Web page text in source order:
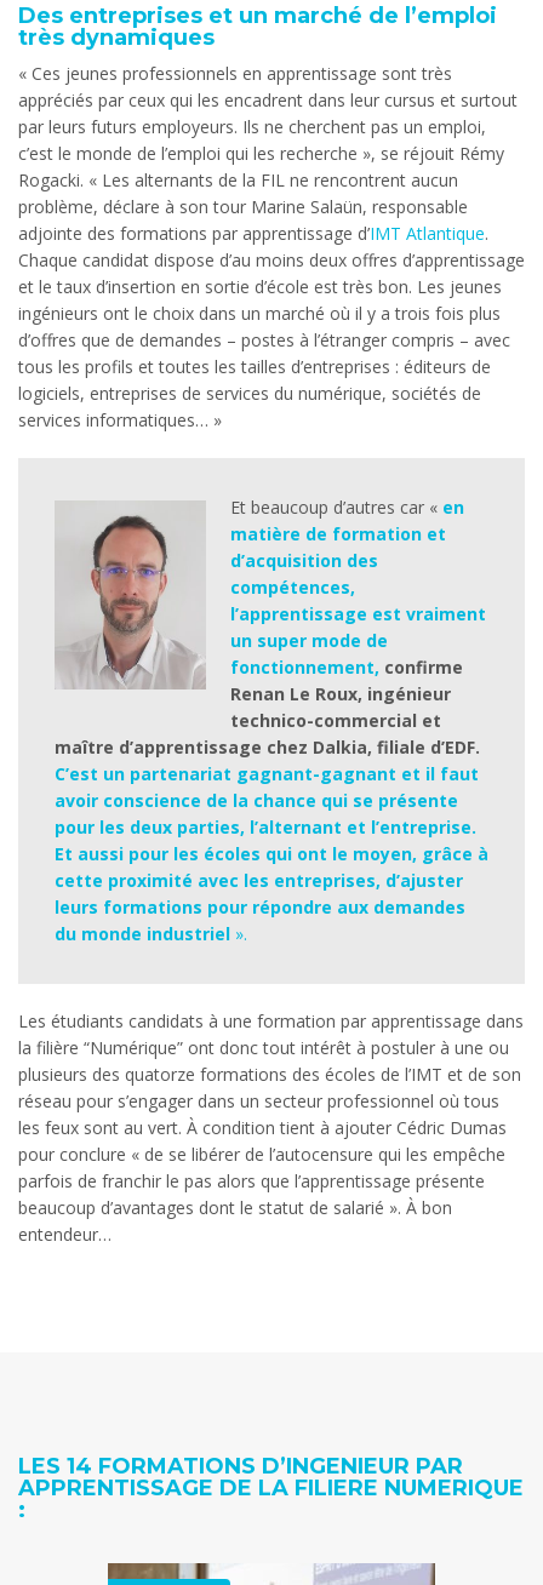
Des entreprises et un marché de l’emploi
très dynamiques
« Ces jeunes professionnels en apprentissage sont très
appréciés par ceux qui les encadrent dans leur cursus et surtout
par leurs futurs employeurs. Ils ne cherchent pas un emploi,
c’est le monde de l’emploi qui les recherche », se réjouit Rémy
Rogacki. « Les alternants de la FIL ne rencontrent aucun
problème, déclare à son tour Marine Salaün, responsable
adjointe des formations par apprentissage d’IMT Atlantique.
Chaque candidat dispose d’au moins deux offres d’apprentissage
et le taux d’insertion en sortie d’école est très bon. Les jeunes
ingénieurs ont le choix dans un marché où il y a trois fois plus
d’offres que de demandes – postes à l’étranger compris – avec
tous les profils et toutes les tailles d’entreprises : éditeurs de
logiciels, entreprises de services du numérique, sociétés de
services informatiques… »
Et beaucoup d’autres car « en
matière de formation et
d’acquisition des
compétences,
l’apprentissage est vraiment
un super mode de
fonctionnement, confirme
Renan Le Roux, ingénieur
technico-commercial et
maître d’apprentissage chez Dalkia, filiale d’EDF.
C’est un partenariat gagnant-gagnant et il faut
avoir conscience de la chance qui se présente
pour les deux parties, l’alternant et l’entreprise.
Et aussi pour les écoles qui ont le moyen, grâce à
cette proximité avec les entreprises, d’ajuster
leurs formations pour répondre aux demandes
du monde industriel ».
Les étudiants candidats à une formation par apprentissage dans
la filière “Numérique” ont donc tout intérêt à postuler à une ou
plusieurs des quatorze formations des écoles de l’IMT et de son
réseau pour s’engager dans un secteur professionnel où tous
les feux sont au vert. À condition tient à ajouter Cédric Dumas
pour conclure « de se libérer de l’autocensure qui les empêche
parfois de franchir le pas alors que l’apprentissage présente
beaucoup d’avantages dont le statut de salarié ». À bon
entendeur…
LES 14 FORMATIONS D’INGENIEUR PAR
APPRENTISSAGE DE LA FILIERE NUMERIQUE
: